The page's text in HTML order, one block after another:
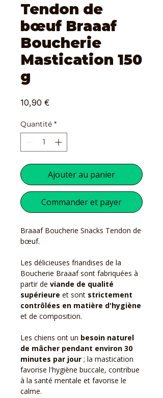
Tendon de
bœuf Braaaf
Boucherie
Mastication 150
g
10,90 €
Quantité *
Ajouter au panier
Commander et payer
Braaaf Boucherie Snacks Tendon de
bœuf.
Les délicieuses friandises de la
Boucherie Braaaf sont fabriquées à
partir de viande de qualité
supérieure et sont strictement
contrôlées en matière d'hygiène
et de composition.
Les chiens ont un besoin naturel
de mâcher pendant environ 30
minutes par jour ; la mastication
favorise l'hygiène buccale, contribue
à la santé mentale et favorise le
calme.